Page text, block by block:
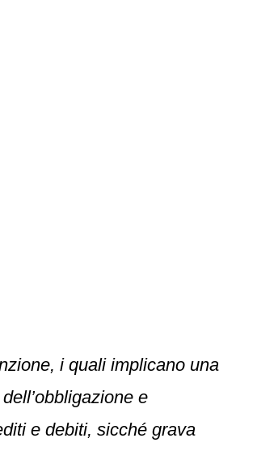
i quali implicano una
e
e debiti, sicché grava